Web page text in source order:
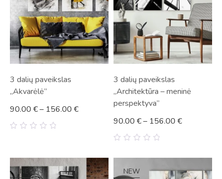
3 dalių paveikslas
„Akvarėlė”
5
90.00 €– 156.00 €
3 dalių paveikslas
„Architektūra – meninė
perspektyva”
90.00 €– 156.00 €
NEW
NEW